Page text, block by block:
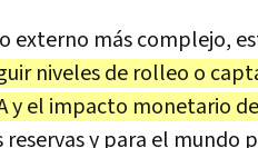
externo más complejo,
niveles de rolleo o
y el impacto monetario
reservas y para el mundo